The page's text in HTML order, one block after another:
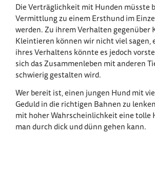
Die Verträglichkeit mit Hunden müsste
Vermittlung zu einem Ersthund im
werden. Zu ihrem Verhalten gegenüber
Kleintieren können wir nicht viel sagen,
ihres Verhaltens könnte es jedoch
sich das Zusammenleben mit anderen
schwierig gestalten wird.
Wer bereit ist, einen jungen Hund mit
Geduld in die richtigen Bahnen zu
mit hoher Wahrscheinlichkeit eine tolle
man durch dick und dünn gehen kann.